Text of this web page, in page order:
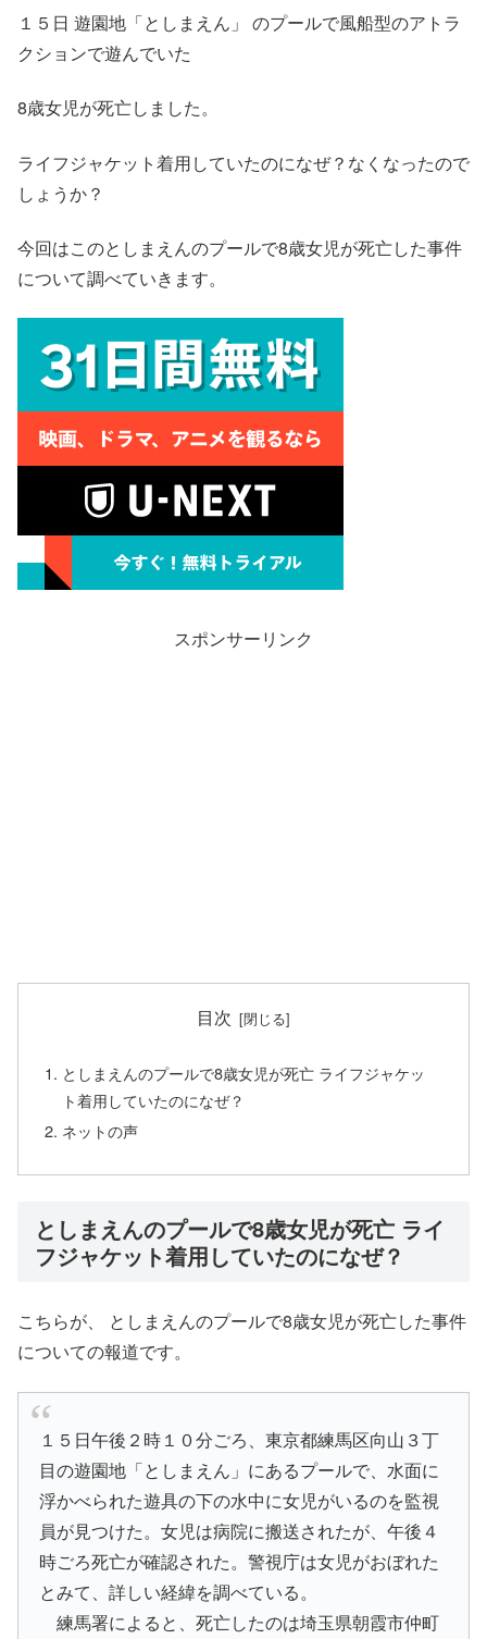
１５日 遊園地「としまえん」 のプールで風船型のアトラ
クションで遊んでいた
8歳女児が死亡しました。
ライフジャケット着用していたのになぜ？なくなったので
しょうか？
今回はこのとしまえんのプールで8歳女児が死亡した事件
について調べていきます。
スポンサーリンク
目次
としまえんのプールで8歳女児が死亡 ライフジャケッ
ト着用していたのになぜ？
ネットの声
としまえんのプールで8歳女児が死亡 ライ
フジャケット着用していたのになぜ？
こちらが、 としまえんのプールで8歳女児が死亡した事件
についての報道です。
１５日午後２時１０分ごろ、東京都練馬区向山３丁
目の遊園地「としまえん」にあるプールで、水面に
浮かべられた遊具の下の水中に女児がいるのを監視
員が見つけた。女児は病院に搬送されたが、午後４
時ごろ死亡が確認された。警視庁は女児がおぼれた
とみて、詳しい経緯を調べている。
練馬署によると、死亡したのは埼玉県朝霞市仲町